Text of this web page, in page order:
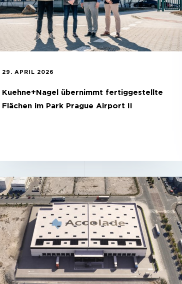
29. APRIL 2026
Kuehne+Nagel übernimmt fertiggestellte
Flächen im Park Prague Airport II